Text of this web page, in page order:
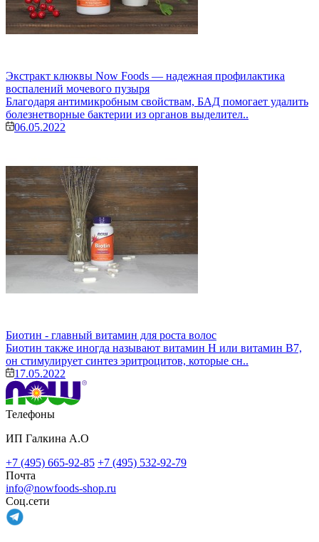
Экстракт клюквы Now Foods — надежная профилактика
воспалений мочевого пузыря
Благодаря антимикробным свойствам, БАД помогает удалить
болезнетворные бактерии из органов выделител..
06.05.2022
Биотин - главный витамин для роста волос
Биотин также иногда называют витамин H или витамин B7,
он стимулирует синтез эритроцитов, которые сн..
17.05.2022
Телефоны
ИП Галкина А.О
+7 (495) 665-92-85 +7 (495) 532-92-79
Почта
info@nowfoods-shop.ru
Соц.сети